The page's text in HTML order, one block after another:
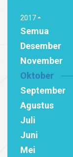
2017
Semua
Desember
November
Oktober
September
Agustus
Juli
Juni
Mei